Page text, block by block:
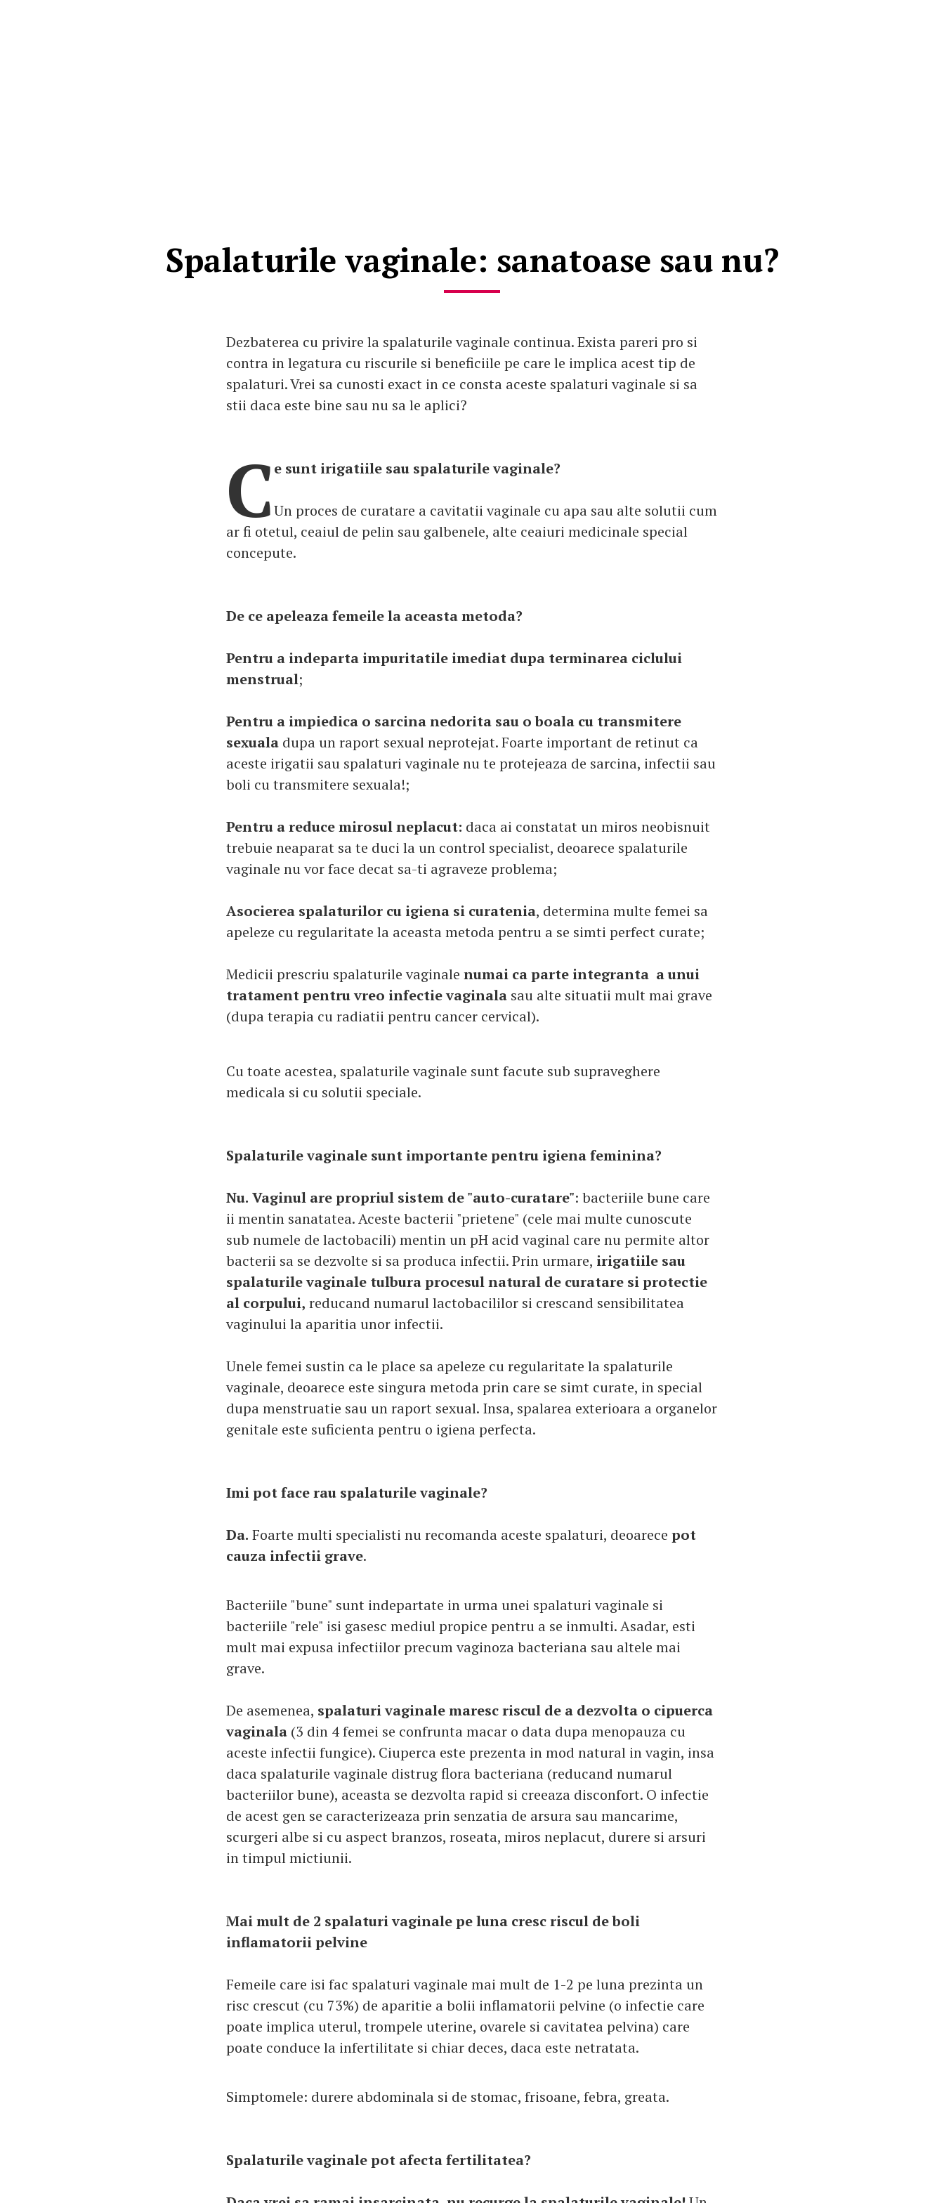
Spalaturile vaginale: sanatoase sau nu?
Dezbaterea cu privire la spalaturile vaginale continua. Exista pareri pro si
contra in legatura cu riscurile si beneficiile pe care le implica acest tip de
spalaturi. Vrei sa cunosti exact in ce consta aceste spalaturi vaginale si sa
stii daca este bine sau nu sa le aplici?
C e sunt irigatiile sau spalaturile vaginale?
Un proces de curatare a cavitatii vaginale cu apa sau alte solutii cum
ar fi otetul, ceaiul de pelin sau galbenele, alte ceaiuri medicinale special
concepute.
De ce apeleaza femeile la aceasta metoda?
Pentru a indeparta impuritatile imediat dupa terminarea ciclului
menstrual;
Pentru a impiedica o sarcina nedorita sau o boala cu transmitere
sexuala dupa un raport sexual neprotejat. Foarte important de retinut ca
aceste irigatii sau spalaturi vaginale nu te protejeaza de sarcina, infectii sau
boli cu transmitere sexuala!;
Pentru a reduce mirosul neplacut: daca ai constatat un miros neobisnuit
trebuie neaparat sa te duci la un control specialist, deoarece spalaturile
vaginale nu vor face decat sa-ti agraveze problema;
Asocierea spalaturilor cu igiena si curatenia, determina multe femei sa
apeleze cu regularitate la aceasta metoda pentru a se simti perfect curate;
Medicii prescriu spalaturile vaginale numai ca parte integranta a unui
tratament pentru vreo infectie vaginala sau alte situatii mult mai grave
(dupa terapia cu radiatii pentru cancer cervical).
Cu toate acestea, spalaturile vaginale sunt facute sub supraveghere
medicala si cu solutii speciale.
Spalaturile vaginale sunt importante pentru igiena feminina?
Nu. Vaginul are propriul sistem de "auto-curatare": bacteriile bune care
ii mentin sanatatea. Aceste bacterii "prietene" (cele mai multe cunoscute
sub numele de lactobacili) mentin un pH acid vaginal care nu permite altor
bacterii sa se dezvolte si sa produca infectii. Prin urmare, irigatiile sau
spalaturile vaginale tulbura procesul natural de curatare si protectie
al corpului, reducand numarul lactobacililor si crescand sensibilitatea
vaginului la aparitia unor infectii.
Unele femei sustin ca le place sa apeleze cu regularitate la spalaturile
vaginale, deoarece este singura metoda prin care se simt curate, in special
dupa menstruatie sau un raport sexual. Insa, spalarea exterioara a organelor
genitale este suficienta pentru o igiena perfecta.
Imi pot face rau spalaturile vaginale?
Da. Foarte multi specialisti nu recomanda aceste spalaturi, deoarece pot
cauza infectii grave.
Bacteriile "bune" sunt indepartate in urma unei spalaturi vaginale si
bacteriile "rele" isi gasesc mediul propice pentru a se inmulti. Asadar, esti
mult mai expusa infectiilor precum vaginoza bacteriana sau altele mai
grave.
De asemenea, spalaturi vaginale maresc riscul de a dezvolta o cipuerca
vaginala (3 din 4 femei se confrunta macar o data dupa menopauza cu
aceste infectii fungice). Ciuperca este prezenta in mod natural in vagin, insa
daca spalaturile vaginale distrug flora bacteriana (reducand numarul
bacteriilor bune), aceasta se dezvolta rapid si creeaza disconfort. O infectie
de acest gen se caracterizeaza prin senzatia de arsura sau mancarime,
scurgeri albe si cu aspect branzos, roseata, miros neplacut, durere si arsuri
in timpul mictiunii.
Mai mult de 2 spalaturi vaginale pe luna cresc riscul de boli
inflamatorii pelvine
Femeile care isi fac spalaturi vaginale mai mult de 1-2 pe luna prezinta un
risc crescut (cu 73%) de aparitie a bolii inflamatorii pelvine (o infectie care
poate implica uterul, trompele uterine, ovarele si cavitatea pelvina) care
poate conduce la infertilitate si chiar deces, daca este netratata.
Simptomele: durere abdominala si de stomac, frisoane, febra, greata.
Spalaturile vaginale pot afecta fertilitatea?